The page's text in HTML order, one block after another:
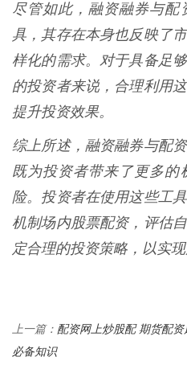
尽管如此，融资融券与配
具，其存在本身也反映了
样化的需求。对于具备足
的投资者来说，合理利用
提升投资效果。
综上所述，融资融券与配
既为投资者带来了更多的
险。投资者在使用这些工
机制场内股票配资，评估
定合理的投资策略，以实
上一篇： 配资网上炒股配 期货配
必备知识